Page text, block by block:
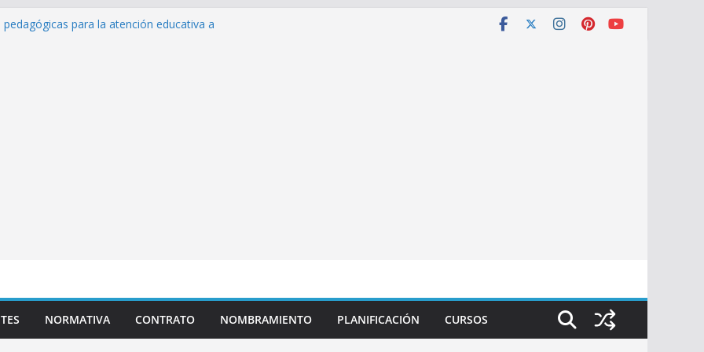
NORMATIVA CONTRATO NOMBRAMIENTO PLANIFICACIÓN CURSOS